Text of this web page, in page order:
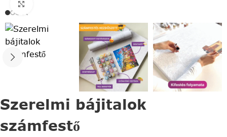
Szerelmi bájitalok
számfestő